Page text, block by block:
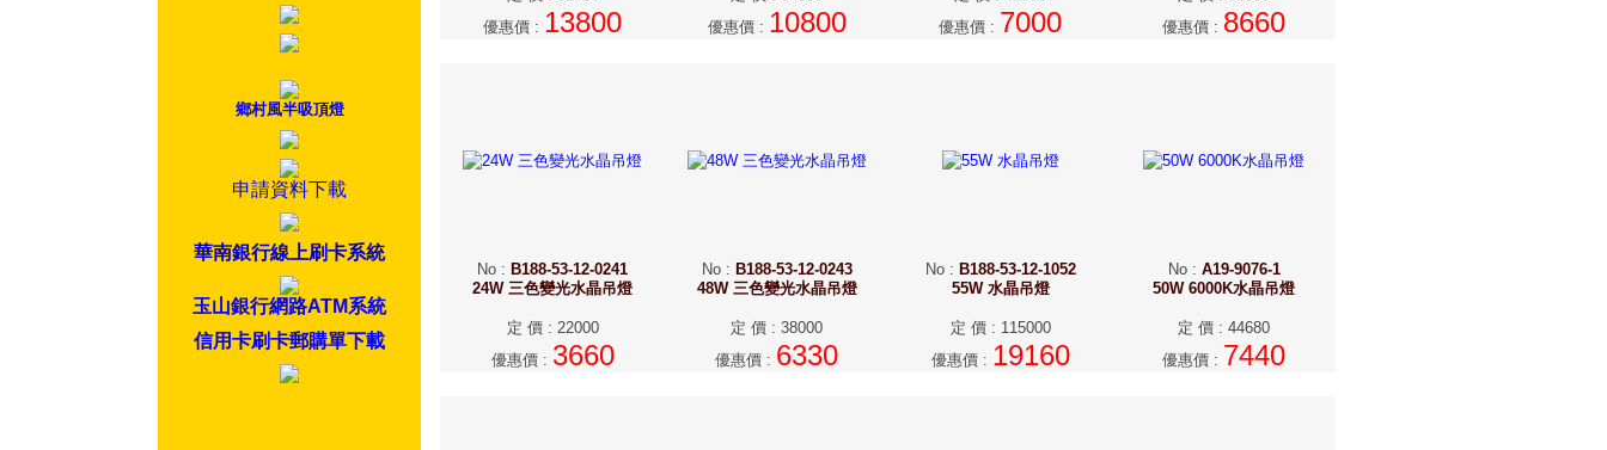
鄉村風半吸頂燈
申請資料下載
華南銀行線上刷卡系統
玉山銀行網路ATM系統
信用卡刷卡郵購單下載
優惠價 : 13800
優惠價: 10800
優惠價 : 7000
優惠價 : 8660
No : B188-53-12-0241
24W 三色變光水晶吊燈
定 價: 22000
優惠價: 3660
No: B188-53-12-0243
48W 三色變光水晶吊燈
定 價 : 38000
優惠價 : 6330
No: B188-53-12-1052
55W 水晶吊燈
定 價: 115000
優惠價: 19160
No: A19-9076-1
50W 6000K水晶吊燈
定 價 : 44680
優惠價 : 7440